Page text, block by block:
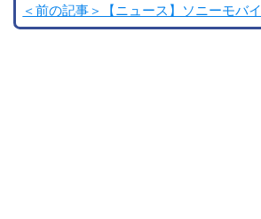
＜前の記事＞【ニュース】ソニーモバ